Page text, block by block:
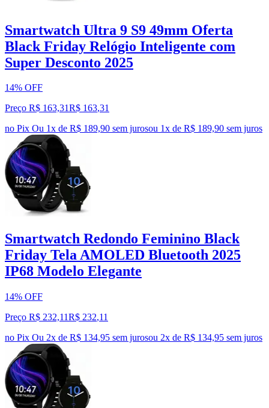
Smartwatch Ultra 9 S9 49mm Oferta
Black Friday Relógio Inteligente com
Super Desconto 2025
14% OFF
Preço R$ 163,31R$ 163,31
no Pix Ou 1x de R$ 189,90 sem jurosou 1x de R$ 189,90 sem juros
Smartwatch Redondo Feminino Black
Friday Tela AMOLED Bluetooth 2025
IP68 Modelo Elegante
14% OFF
Preço R$ 232,11R$ 232,11
no Pix Ou 2x de R$ 134,95 sem jurosou 2x de R$ 134,95 sem juros